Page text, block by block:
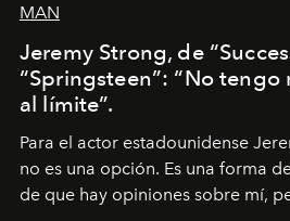
MAN
Jeremy Strong, de
“Springsteen”: “No
al límite”.
Para el actor estadounidense
no es una opción. Es una forma
de que hay opiniones sobre mí,